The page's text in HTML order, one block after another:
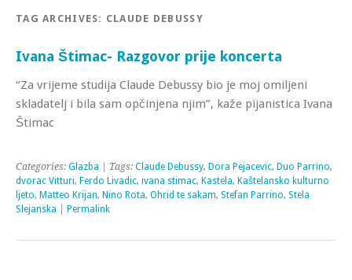
TAG ARCHIVES: CLAUDE DEBUSSY
Ivana Štimac- Razgovor prije koncerta
“Za vrijeme studija Claude Debussy bio je moj omiljeni
skladatelj i bila sam opčinjena njim”, kaže pijanistica Ivana
Štimac
Categories: Glazba | Tags: Claude Debussy, Dora Pejacevic, Duo Parrino,
dvorac Vitturi, Ferdo Livadic, ivana stimac, Kastela, Kaštelansko kulturno
ljeto, Matteo Krijan, Nino Rota, Ohrid te sakam, Stefan Parrino, Stela
Slejanska
Permalink